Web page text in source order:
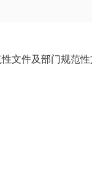
文件及部门规范性